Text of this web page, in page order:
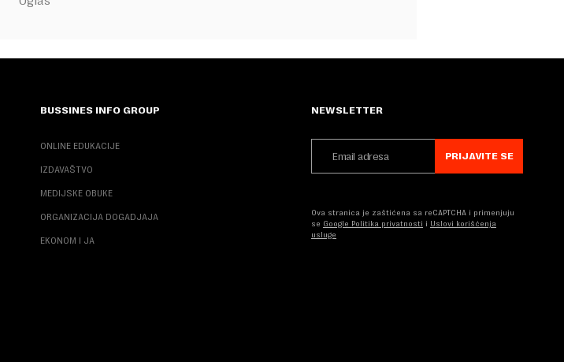
BUSSINES INFO GROUP
ONLINE EDUKACIJE
IZDAVAŠTVO
MEDIJSKE OBUKE
ORGANIZACIJA DOGADJAJA
EKONOM I JA
NEWSLETTER
PRIJAVITE SE
Ova stranica je zaštićena sa reCAPTCHA i primenjuju
se Google Politika privatnosti i Uslovi korišćenja
usluge